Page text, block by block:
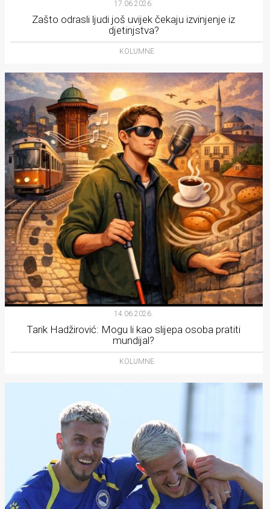
17.06.2026.
Zašto odrasli ljudi još uvijek čekaju izvinjenje iz
djetinjstva?
KOLUMNE
14.06.2026.
Tarik Hadžirović: Mogu li kao slijepa osoba pratiti
mundijal?
KOLUMNE